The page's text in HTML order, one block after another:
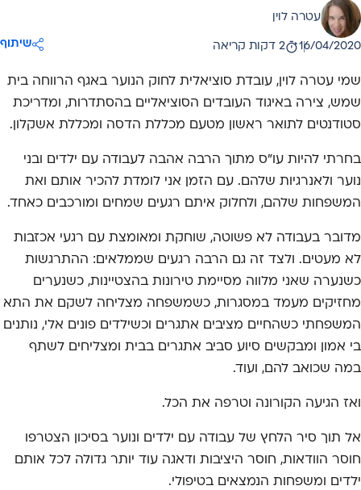
מאת: עטרה לוין
תאריך פרסום:
16/04/2020 2 דקות קריאה שיתוף
שמי עטרה לוין, עובדת סוציאלית לחוק הנוער באגף הרווחה בית
שמש, צירה באיגוד העובדים הסוציאליים בהסתדרות, ומדריכת
סטודנטים לתואר ראשון מטעם מכללת הדסה ומכללת אשקלון.
בחרתי להיות עו"ס מתוך הרבה אהבה לעבודה עם ילדים ובני
נוער ולאנרגיות שלהם. עם הזמן אני לומדת להכיר אותם ואת
המשפחות שלהם, ולחלוק איתם רגעים שמחים ומורכבים כאחד.
מדובר בעבודה לא פשוטה, שוחקת ומאומצת עם רגעי אכזבות
לא מעטים. ולצד זה גם הרבה רגעים שממלאים: ההתרגשות
כשנערה שאני מלווה מסיימת טירונות בהצטיינות, כשנערים
מחזיקים מעמד במסגרות, כשמשפחה מצליחה לשקם את התא
המשפחתי כשהחיים מציבים אתגרים וכשילדים פונים אלי, נותנים
בי אמון ומבקשים סיוע סביב אתגרים בבית ומצליחים לשתף
במה שכואב להם, ועוד.
ואז הגיעה הקורונה וטרפה את הכל.
אל תוך סיר הלחץ של עבודה עם ילדים ונוער בסיכון הצטרפו
חוסר הוודאות, חוסר היציבות ודאגה עוד יותר גדולה לכל אותם
ילדים ומשפחות הנמצאים בטיפולי.